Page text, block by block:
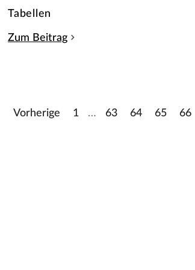
Tabellen
Zum Beitrag
Vorherige 1 … 63 64 65 66